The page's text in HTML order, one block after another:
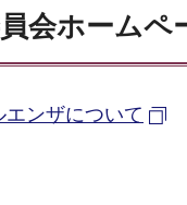
会ホームペ
ンザについて